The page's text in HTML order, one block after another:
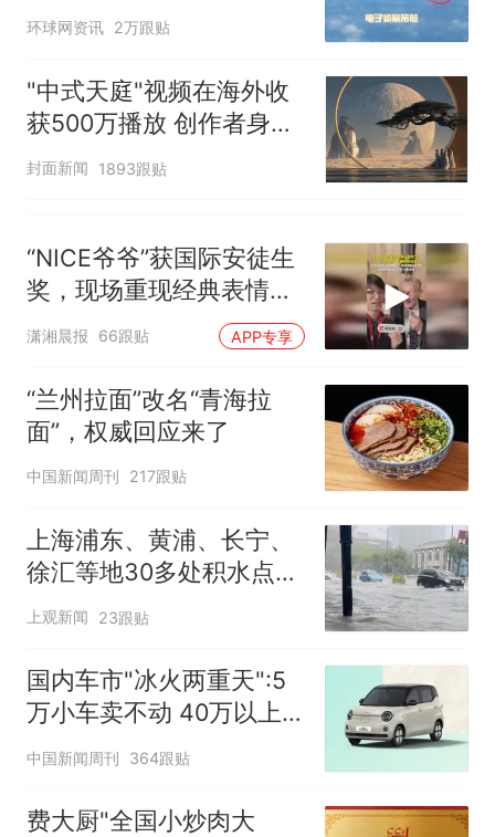
多强？
环球网资讯 2万跟贴
"中式天庭"视频在海外收
获500万播放 创作者身份
披露
封面新闻 1893跟贴
“NICE爷爷”获国际安徒生
奖，现场重现经典表情
包，向中国粉丝问好
潇湘晨报 66跟贴 APP专享
“兰州拉面”改名“青海拉
面”，权威回应来了
中国新闻周刊 217跟贴
上海浦东、黄浦、长宁、
徐汇等地30多处积水点正
在抢排
上观新闻 23跟贴
国内车市"冰火两重天":5
万小车卖不动 40万以上
的抢购
中国新闻周刊 364跟贴
费大厨"全国小炒肉大